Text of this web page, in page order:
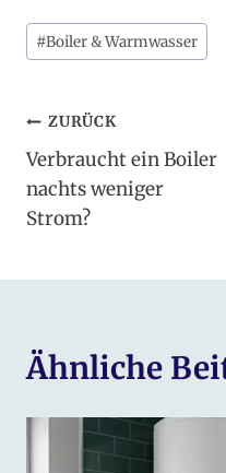
Schlagworte:
#Boiler & Warmwasser
ZURÜCK
Verbraucht ein Boiler
nachts weniger
Strom?
Ähnliche